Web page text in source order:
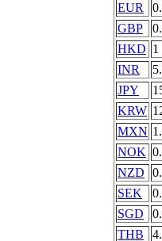
EUR
GBP
HKD 1
INR
JPY
KRW
MXN
NOK
NZD
SEK
SGD
THB